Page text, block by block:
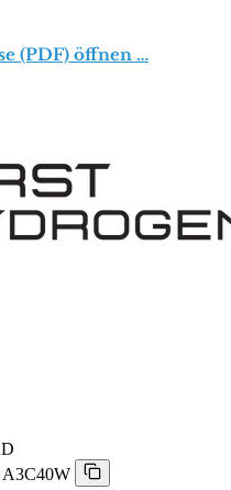
(PDF) öffnen …